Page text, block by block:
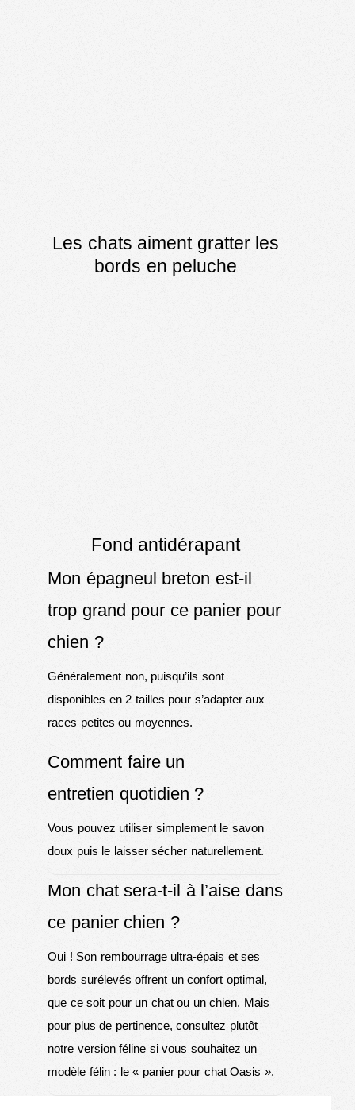
Les chats aiment gratter les
bords en peluche
Fond antidérapant
Mon épagneul breton est-il
trop grand pour ce panier pour
chien ?
Généralement non, puisqu’ils sont
disponibles en 2 tailles pour s’adapter aux
races petites ou moyennes.
Comment faire un
entretien quotidien ?
Vous pouvez utiliser simplement le savon
doux puis le laisser sécher naturellement.
Mon chat sera-t-il à l’aise dans
ce panier chien ?
Oui ! Son rembourrage ultra-épais et ses
bords surélevés offrent un confort optimal,
que ce soit pour un chat ou un chien. Mais
pour plus de pertinence, consultez plutôt
notre version féline si vous souhaitez un
modèle félin : le « panier pour chat Oasis ».